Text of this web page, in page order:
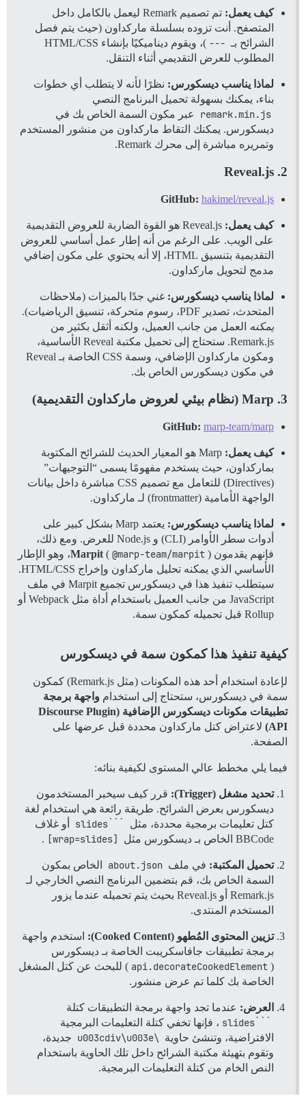
كيف يعمل:
تم تصميم Remark ليعمل بالكامل داخل
المتصفح. أنت تزوده بسلسلة ماركداون (حيث يتم فصل
الشرائح بـ ---
)، ويقوم ديناميكيًا بإنشاء HTML/CSS
المطلوب للعرض التقديمي أثناء التنقل.
لماذا يناسب ديسكورس: نظرًا لأنه لا يتطلب أي خطوات
بناء، يمكنك بسهولة تحميل البرنامج النصي
remark.min.js
عبر مكون السمة الخاص بك في
ديسكورس. يمكنك التقاط ماركداون من منشور المستخدم
وتمريره مباشرة إلى محرك Remark.
2. Reveal.js
GitHub: hakimel/reveal.js
كيف يعمل:
Reveal.js هو القوة الضاربة للعروض التقديمية
على الويب. على الرغم من أنه إطار عمل أساسي للعروض
التقديمية بتنسيق HTML، إلا أنه يحتوي على مكون إضافي
مدمج لتحويل ماركداون.
لماذا يناسب ديسكورس: غني جدًا بالميزات (ملاحظات
المتحدث، تصدير PDF، رسوم متحركة، تنسيق الرياضيات).
يمكنه العمل من جانب العميل، ولكنه أثقل بكثير من
Remark.js. ستحتاج إلى تحميل مكتبة Reveal الأساسية،
ومكون ماركداون الإضافي، وسمة CSS الخاصة بـ Reveal
في مكون ديسكورس الخاص بك.
3. Marp (نظام بيئي لعروض ماركداون التقديمية)
GitHub: marp-team/marp
كيف يعمل:
Marp هو المعيار الحديث للشرائح المكتوبة
بماركداون، حيث يستخدم مفهومًا يسمى “التوجيهات”
(Directives) للتعامل مع تصميم CSS مباشرة داخل بيانات
الواجهة الأمامية (frontmatter) لـ ماركداون.
لماذا يناسب ديسكورس:
يعتمد Marp بشكل كبير على
أدوات سطر الأوامر (CLI) و Node.js للعرض. ومع ذلك،
فإنهم يقدمون
Marpit( @marp-team/marpit
)، وهو الإطار
الأساسي الذي يمكنه تحليل ماركداون وإخراج HTML/CSS.
سيتطلب تنفيذ هذا في ديسكورس تجميع Marpit في ملف
JavaScript من جانب العميل باستخدام أداة مثل Webpack أو
Rollup قبل تحميله كمكون سمة.
كيفية تنفيذ هذا كمكون سمة في ديسكورس
لإعادة استخدام أحد هذه المكونات (مثل Remark.js) كمكون
سمة في ديسكورس، ستحتاج إلى استخدام واجهة برمجة
تطبيقات مكونات ديسكورس الإضافية (Discourse Plugin
API) لاعتراض كتل ماركداون محددة قبل عرضها على
الصفحة.
فيما يلي مخطط عالي المستوى لكيفية بنائه:
تحديد مشغل (Trigger):
قرر كيف سيخبر المستخدمون
ديسكورس بعرض الشرائح. طريقة رائعة هي استخدام لغة
كتل تعليمات برمجية محددة، مثل
أو غلاف
BBCode الخاص بـ ديسكورس مثل
[wrap=slides]
.
تحميل المكتبة: في ملف about.json
الخاص بمكون
السمة الخاص بك، قم بتضمين البرنامج النصي الخارجي لـ
Remark.js أو Reveal.js بحيث يتم تحميله عندما يزور
المستخدم المنتدى.
تزيين المحتوى المُطهو (Cooked Content):
استخدم واجهة
برمجة تطبيقات جافاسكريبت الخاصة بـ ديسكورس
(
api.decorateCookedElement ) للبحث عن كتل المشغل
الخاصة بك كلما تم عرض منشور.
العرض: عندما تجد واجهة برمجة التطبيقات كتلة
، فإنها تخفي كتلة التعليمات البرمجية
الافتراضية، وتنشئ حاوية \u003cdiv\u003e
جديدة،
وتقوم بتهيئة مكتبة الشرائح داخل تلك الحاوية باستخدام
النص الخام من كتلة التعليمات البرمجية.